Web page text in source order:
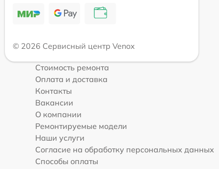
© 2026 Сервисный центр Venox
Стоимость ремонта
Оплата и доставка
Контакты
Вакансии
О компании
Ремонтируемые модели
Наши услуги
Согласие на обработку персональных данных
Способы оплаты